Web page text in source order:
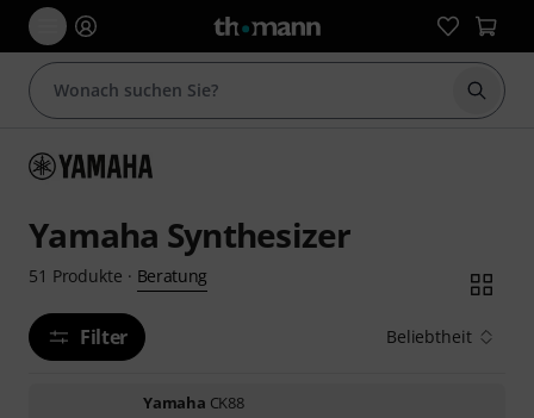
Suche
Yamaha Synthesizer
51 Produkte · Beratung
Filter Beliebtheit
Yamaha CK88